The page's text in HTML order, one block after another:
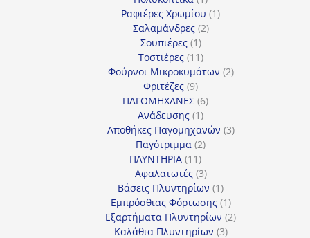
προϊόν
Ραφιέρες Χρωμίου 11
Σαλαμάνδρες 22
Σουπιέρες 11
προϊόν
Τοστιέρες 1111
προϊόντα
Φούρνοι Μικροκυμάτων 22
Φριτέζες 99
προϊόντα
ΠΑΓΟΜΗΧΑΝΕΣ 66
Ανάδευσης 11
προϊόν
Αποθήκες Παγομηχανών 33
Παγότριμμα 22
ΠΛΥΝΤΗΡΙΑ 1111
προϊόντα
Αφαλατωτές 33
προϊόντα
Βάσεις Πλυντηρίων 11
προϊόν
Εμπρόσθιας Φόρτωσης 11
προϊόν
Εξαρτήματα Πλυντηρίων 22
Καλάθια Πλυντηρίων 33